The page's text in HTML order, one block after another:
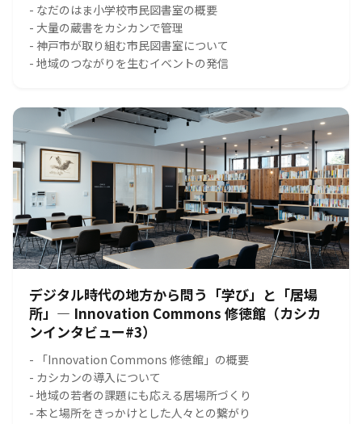
- なだのはま小学校市民図書室の概要
- 大量の蔵書をカシカンで管理
- 神戸市が取り組む市民図書室について
- 地域のつながりを生むイベントの発信
デジタル時代の地方から問う「学び」と「居場
所」― Innovation Commons 修徳館（カシカ
ンインタビュー#3）
- 「Innovation Commons 修徳館」の概要
- カシカンの導入について
- 地域の若者の課題にも応える居場所づくり
- 本と場所をきっかけとした人々との繋がり